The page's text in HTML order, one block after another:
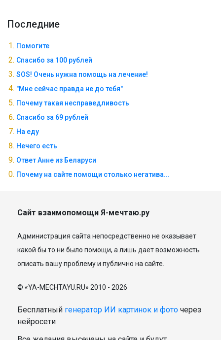
Последние
Помогите
Спасибо за 100 рублей
SOS! Очень нужна помощь на лечение!
"Мне сейчас правда не до тебя"
Почему такая несправедливость
Спасибо за 69 рублей
На еду
Нечего есть
Ответ Анне из Беларуси
Почему на сайте помощи столько негатива...
Сайт взаимопомощи Я-мечтаю.ру
Администрация сайта непосредственно не оказывает
какой бы то ни было помощи, а лишь дает возможность
описать вашу проблему и публично на сайте.
© «YA-MECHTAYU.RU» 2010 - 2026
Бесплатный генератор ИИ картинок и фото через
нейросети